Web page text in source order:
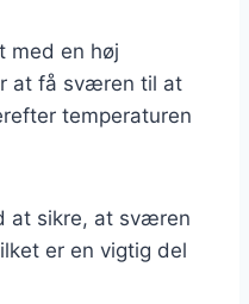
med en høj
at få sværen til at
temperaturen
at sikre, at sværen
er en vigtig del